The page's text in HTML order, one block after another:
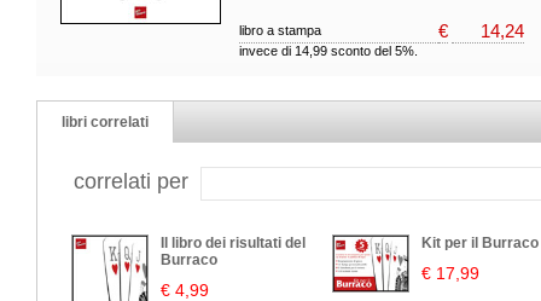
libro a stampa € 14,24
invece di 14,99 sconto del 5%.
libri correlati
correlati per
Il libro dei risultati del
Burraco
€ 4,99
Kit per il Burraco
€ 17,99